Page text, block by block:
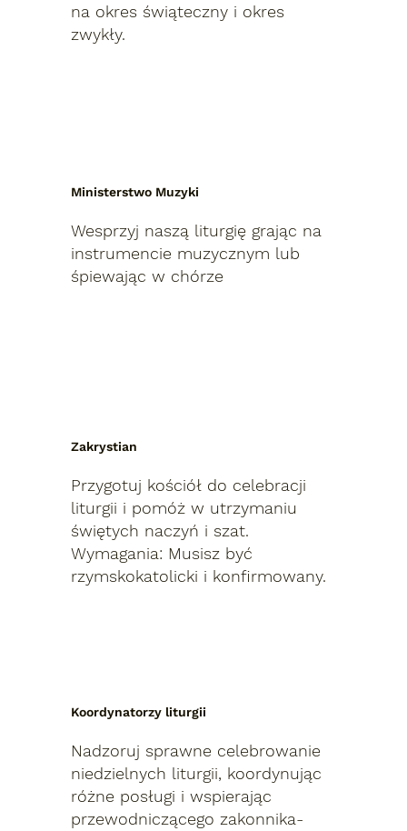
na okres świąteczny i okres
zwykły.
Ministerstwo Muzyki
Wesprzyj naszą liturgię grając na
instrumencie muzycznym lub
śpiewając w chórze
Zakrystian
Przygotuj kościół do celebracji
liturgii i pomóż w utrzymaniu
świętych naczyń i szat.
Wymagania: Musisz być
rzymskokatolicki i konfirmowany.
Koordynatorzy liturgii
Nadzoruj sprawne celebrowanie
niedzielnych liturgii, koordynując
różne posługi i wspierając
przewodniczącego zakonnika-